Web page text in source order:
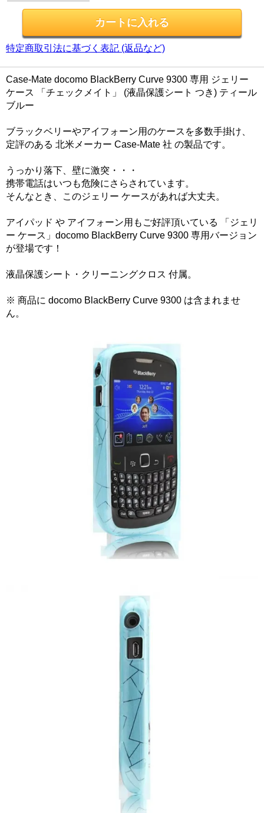
特定商取引法に基づく表記 (返品など)
Case-Mate docomo BlackBerry Curve 9300 専用 ジェリー
ケース 「チェックメイト」 (液晶保護シート つき) ティール
ブルー
ブラックベリーやアイフォーン用のケースを多数手掛け、
定評のある 北米メーカー Case-Mate 社 の製品です。
うっかり落下、壁に激突・・・
携帯電話はいつも危険にさらされています。
そんなとき、このジェリー ケースがあれば大丈夫。
アイパッド や アイフォーン用もご好評頂いている 「ジェリ
ー ケース」docomo BlackBerry Curve 9300 専用バージョン
が登場です！
液晶保護シート・クリーニングクロス 付属。
※ 商品に docomo BlackBerry Curve 9300 は含まれませ
ん。